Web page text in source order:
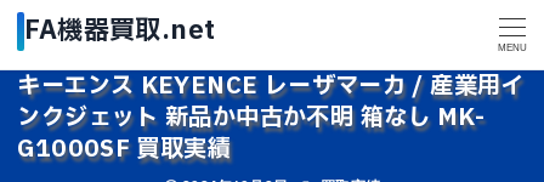
MENU
キーエンス KEYENCE レーザマーカ / 産業用イ
ンクジェット 新品か中古か不明 箱なし MK-
G1000SF 買取実績